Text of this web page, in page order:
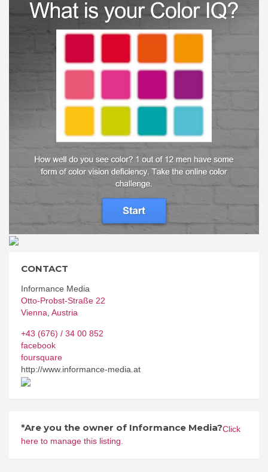
CONTACT
Informance Media
Otto-Probst-Straße 22
Vienna Austria
+43 (676) / 34 00 852
facebook
foursquare
http://www.informance-media.at
*Are you the owner of Informance Media?Click
here to manage this listing.